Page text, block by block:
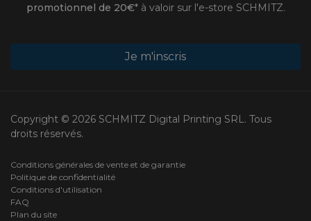
promotionnel de 20€* à valoir sur l'e-store SCHMITZ.
Je m'inscris
Copyright © 2026 SCHMITZ Digital Printing SRL. Tous
droits réservés.
Conditions générales de vente et de garantie
Politique de confidentialité
Conditions d'utilisation
FAQ
Plan du site